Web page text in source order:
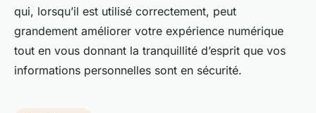
qui, lorsqu’il est utilisé correctement, peut
grandement améliorer votre expérience numérique
tout en vous donnant la tranquillité d’esprit que vos
informations personnelles sont en sécurité.